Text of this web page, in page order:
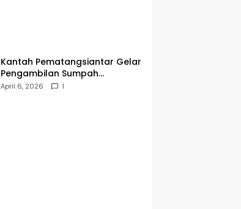
Kantah Pematangsiantar Gelar
Pengambilan Sumpah
Sertipikat Hilang, Perkuat
April 6, 2026 1